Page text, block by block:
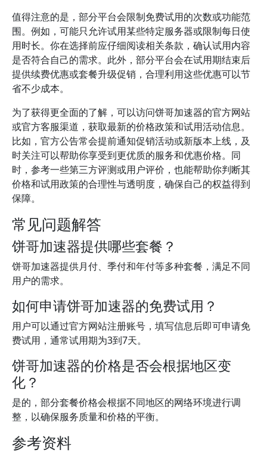
值得注意的是，部分平台会限制免费试用的次数或功能范
围。例如，可能只允许试用某些特定服务器或限制每日使
用时长。你在选择前应仔细阅读相关条款，确认试用内容
是否符合自己的需求。此外，部分平台会在试用期结束后
提供续费优惠或套餐升级促销，合理利用这些优惠可以节
省不少成本。
为了获得更全面的了解，可以访问饼哥加速器的官方网站
或官方客服渠道，获取最新的价格政策和试用活动信息。
比如，官方公告常会提前通知促销活动或新版本上线，及
时关注可以帮助你享受到更优质的服务和优惠价格。同
时，参考一些第三方评测或用户评价，也能帮助你判断其
价格和试用政策的合理性与透明度，确保自己的权益得到
保障。
常见问题解答
饼哥加速器提供哪些套餐？
饼哥加速器提供月付、季付和年付等多种套餐，满足不同
用户的需求。
如何申请饼哥加速器的免费试用？
用户可以通过官方网站注册账号，填写信息后即可申请免
费试用，通常试用期为3到7天。
饼哥加速器的价格是否会根据地区变
化？
是的，部分套餐价格会根据不同地区的网络环境进行调
整，以确保服务质量和价格的平衡。
参考资料